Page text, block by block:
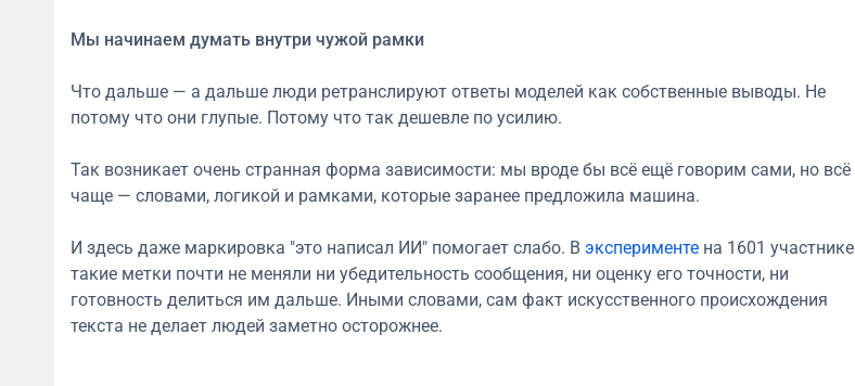
Мы начинаем думать внутри чужой рамки
Что дальше — а дальше люди ретранслируют ответы моделей как собственные выводы. Не
потому что они глупые. Потому что так дешевле по усилию.
Так возникает очень странная форма зависимости: мы вроде бы всё ещё говорим сами, но всё
чаще — словами, логикой и рамками, которые заранее предложила машина.
И здесь даже маркировка "это написал ИИ" помогает слабо. В эксперименте на 1601 участнике
такие метки почти не меняли ни убедительность сообщения, ни оценку его точности, ни
готовность делиться им дальше. Иными словами, сам факт искусственного происхождения
текста не делает людей заметно осторожнее.